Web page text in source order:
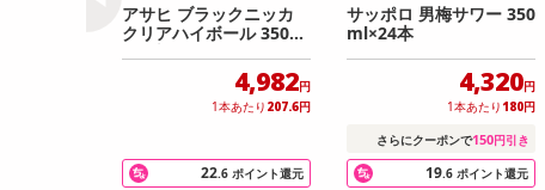
アサヒ ブラックニッカ
クリアハイボール 350ml
×24本
4,982円
1本あたり 207.6円
22.6 ポイント還元
サッポロ 男梅サワー 350
ml×24本
4,320円
1本あたり 180円
さらにクーポンで150円引き
19.6 ポイント還元